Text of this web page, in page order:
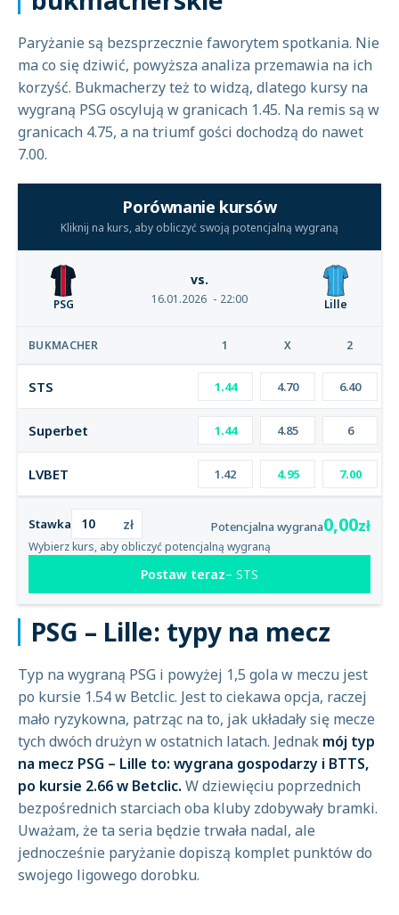
Paryżanie są bezsprzecznie faworytem spotkania. Nie
ma co się dziwić, powyższa analiza przemawia na ich
korzyść. Bukmacherzy też to widzą, dlatego kursy na
wygraną PSG oscylują w granicach 1.45. Na remis są w
granicach 4.75, a na triumf gości dochodzą do nawet
7.00.
Porównanie kursów
Kliknij na kurs, aby obliczyć swoją potencjalną wygraną
PSG
vs.
16.01.2026 22:00 Lille
BUKMACHER 1 X 2
STS 1.44 4.70 6.40
Superbet 1.44 4.85 6
LVBET 1.42 4.95 7.00
Stawka zł Potencjalna wygrana0,00zł
Wybierz kurs, aby obliczyć potencjalną wygraną
Postaw teraz STS
PSG – Lille: typy na mecz
Typ na wygraną PSG i powyżej 1,5 gola w meczu jest
po kursie 1.54 w Betclic. Jest to ciekawa opcja, raczej
mało ryzykowna, patrząc na to, jak układały się mecze
tych dwóch drużyn w ostatnich latach. Jednak mój typ
na mecz PSG – Lille to: wygrana gospodarzy i BTTS,
po kursie 2.66 w Betclic. W dziewięciu poprzednich
bezpośrednich starciach oba kluby zdobywały bramki.
Uważam, że ta seria będzie trwała nadal, ale
jednocześnie paryżanie dopiszą komplet punktów do
swojego ligowego dorobku.